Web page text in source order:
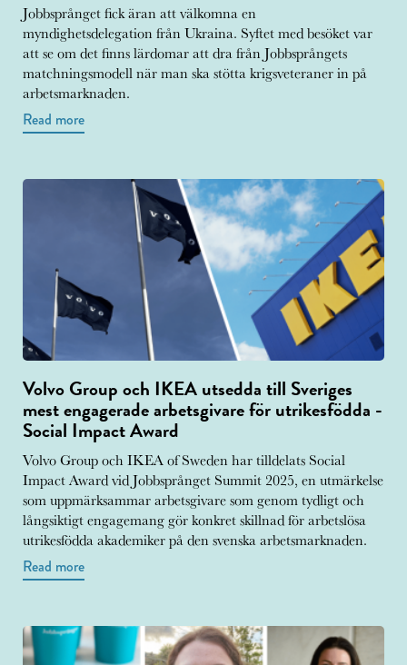
Jobbsprånget fick äran att välkomna en
myndighetsdelegation från Ukraina. Syftet med besöket var
att se om det finns lärdomar att dra från Jobbsprångets
matchningsmodell när man ska stötta krigsveteraner in på
arbetsmarknaden.
Read more
Volvo Group och IKEA utsedda till Sveriges
mest engagerade arbetsgivare för utrikesfödda -
Social Impact Award
Volvo Group och IKEA of Sweden har tilldelats Social
Impact Award vid Jobbsprånget Summit 2025, en utmärkelse
som uppmärksammar arbetsgivare som genom tydligt och
långsiktigt engagemang gör konkret skillnad för arbetslösa
utrikesfödda akademiker på den svenska arbetsmarknaden.
Read more